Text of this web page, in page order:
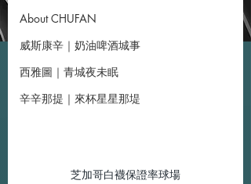
About CHUFAN
威斯康辛｜奶油啤酒城事
西雅圖｜青城夜未眠
辛辛那提｜來杯星星那堤
芝加哥白襪保證率球場